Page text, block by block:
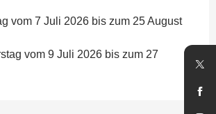
vom 7 Juli 2026 bis zum 25 August
vom 9 Juli 2026 bis zum 27